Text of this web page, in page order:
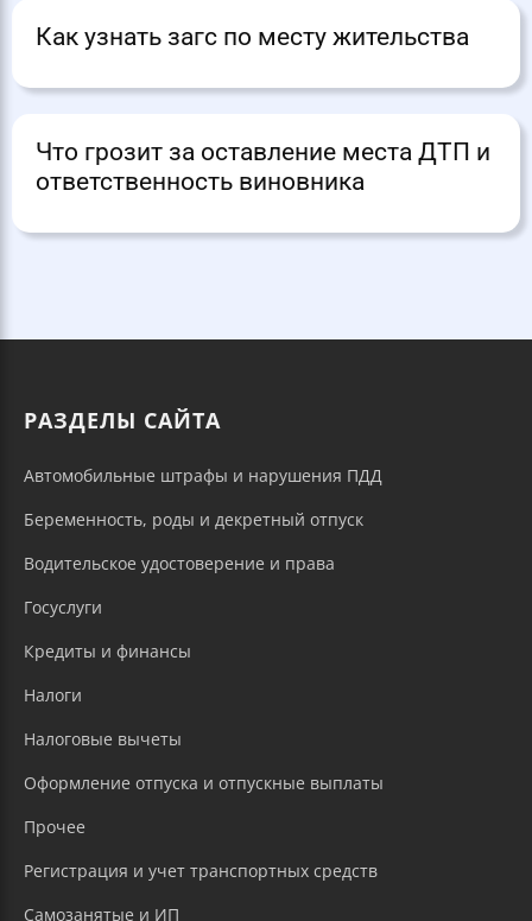
Как узнать загс по месту жительства
Что грозит за оставление места ДТП и
ответственность виновника
РАЗДЕЛЫ САЙТА
Автомобильные штрафы и нарушения ПДД
Беременность, роды и декретный отпуск
Водительское удостоверение и права
Госуслуги
Кредиты и финансы
Налоги
Налоговые вычеты
Оформление отпуска и отпускные выплаты
Прочее
Регистрация и учет транспортных средств
Самозанятые и ИП